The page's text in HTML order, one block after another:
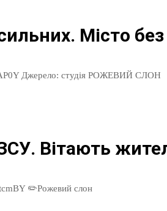
Місто
https://www.youtube.com/watch?v=DylaPjxAP0Y Джерело: студія РОЖЕВИЙ СЛОН
Вітають
https://www.youtube.com/watch?v=1QywSStcmBY ✏️Рожевий слон